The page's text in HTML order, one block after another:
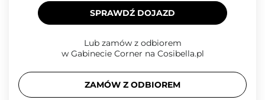
SPRAWDŹ DOJAZD
Lub zamów z odbiorem
w Gabinecie Corner na Cosibella.pl
ZAMÓW Z ODBIOREM